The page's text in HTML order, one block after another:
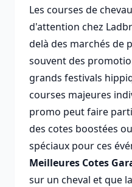
Les courses de
d'attention chez
delà des marchés de
souvent des
grands festivals
courses majeures
promo peut faire
des cotes boostées
spéciaux pour ces
Meilleures Cotes
sur un cheval et que